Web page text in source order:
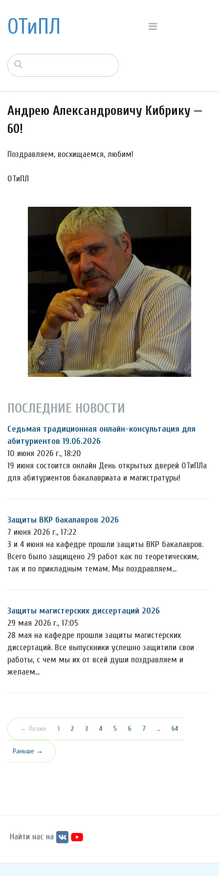
ОТиПЛ
Андрею Александровичу Кибрику —
60!
Поздравляем, восхищаемся, любим!
ОТиПЛ
ПОСЛЕДНИЕ НОВОСТИ
Седьмая традиционная онлайн-консультация для
абитуриентов 19.06.2026
10 июня 2026 г., 18:20
19 июня состоится онлайн День открытых дверей ОТиПЛа
для абитуриентов бакалавриата и магистратуры!
Защиты ВКР бакалавров 2026
7 июня 2026 г., 17:22
3 и 4 июня на кафедре прошли защиты ВКР бакалавров.
Всего было защищено 29 работ как по теоретическим,
так и по прикладным темам. Мы поздравляем…
Защиты магистерских диссертаций 2026
29 мая 2026 г., 17:05
28 мая на кафедре прошли защиты магистерских
диссертаций. Все выпускники успешно защитили свои
работы, с чем мы их от всей души поздравляем и
желаем…
← Позже 1 (текущая)
2 3 4 5 6 7 … 64
Раньше →
Найти нас на